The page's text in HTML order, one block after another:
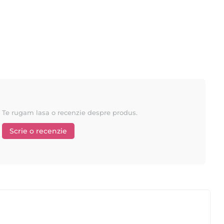
Te rugam lasa o recenzie despre produs.
Scrie o recenzie